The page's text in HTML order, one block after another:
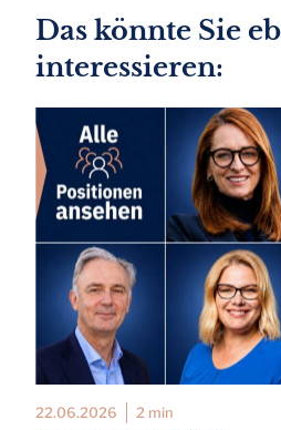
Das könnte Sie
interessieren:
22.06.2026 2 min